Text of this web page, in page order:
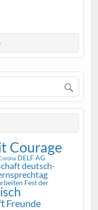
Courage
DELF AG
deutsch-
Fest der
Freunde